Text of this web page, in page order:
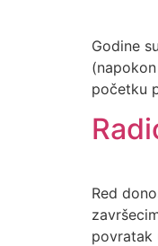
Godine
početku
Red
povratak